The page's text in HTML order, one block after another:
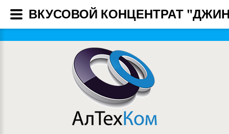
ВКУСОВОЙ КОНЦЕНТРАТ